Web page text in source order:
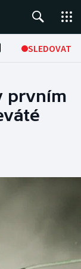
SLEDOVAT
prvním